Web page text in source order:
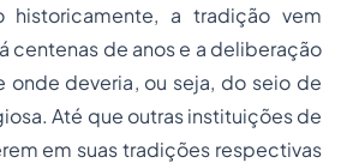
a tradição vem
centenas de anos e a deliberação
onde deveria, ou seja, do seio de
Até que outras instituições de
em suas tradições respectivas